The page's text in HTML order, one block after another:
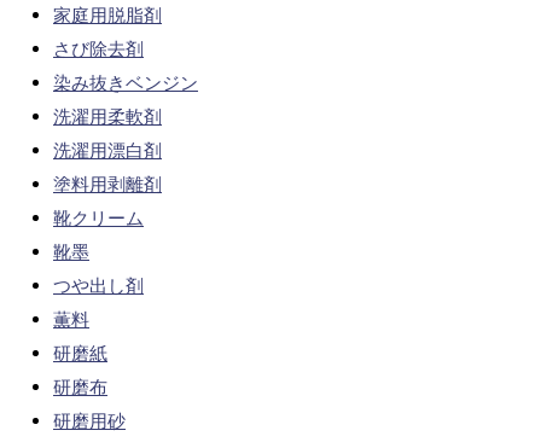
家庭用脱脂剤
さび除去剤
染み抜きベンジン
洗濯用柔軟剤
洗濯用漂白剤
塗料用剥離剤
靴クリーム
靴墨
つや出し剤
薫料
研磨紙
研磨布
研磨用砂